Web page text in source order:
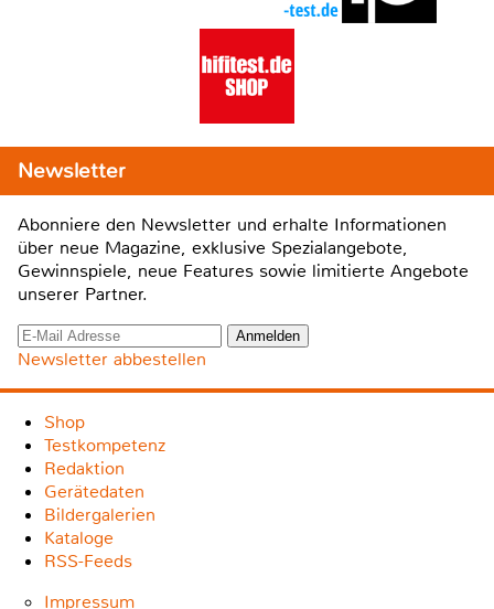
Newsletter
Abonniere den Newsletter und erhalte Informationen
über neue Magazine, exklusive Spezialangebote,
Gewinnspiele, neue Features sowie limitierte Angebote
unserer Partner.
Newsletter abbestellen
Shop
Testkompetenz
Redaktion
Gerätedaten
Bildergalerien
Kataloge
RSS-Feeds
Impressum